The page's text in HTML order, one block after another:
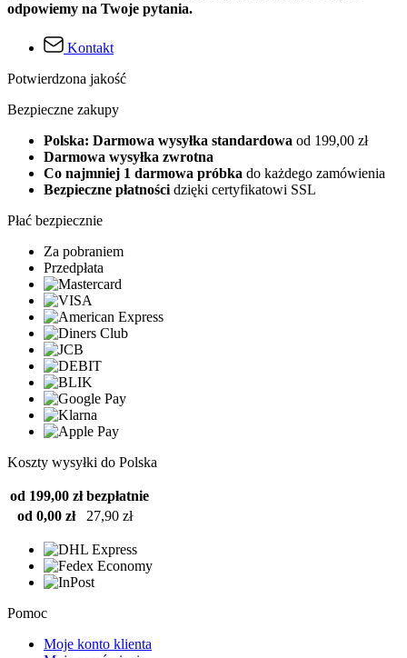
odpowiemy na Twoje pytania.
Kontakt
Potwierdzona jakość
Bezpieczne zakupy
Polska: Darmowa wysyłka standardowa od 199,00 zł
Darmowa wysyłka zwrotna
Co najmniej 1 darmowa próbka do każdego zamówienia
Bezpieczne płatności dzięki certyfikatowi SSL
Płać bezpiecznie
Za pobraniem
Przedpłata
Koszty wysyłki do Polska
od 199,00 zł bezpłatnie
od 0,00 zł
27,90 zł
Pomoc
Moje konto klienta